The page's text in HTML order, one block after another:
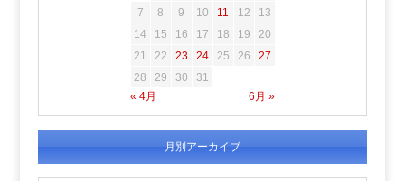
« 4月 6月 »
7
8 9 10 11 12
13
14
15 16 17 18 19
20
21
22 23 24 25 26
27
28
29 30 31
月別アーカイブ